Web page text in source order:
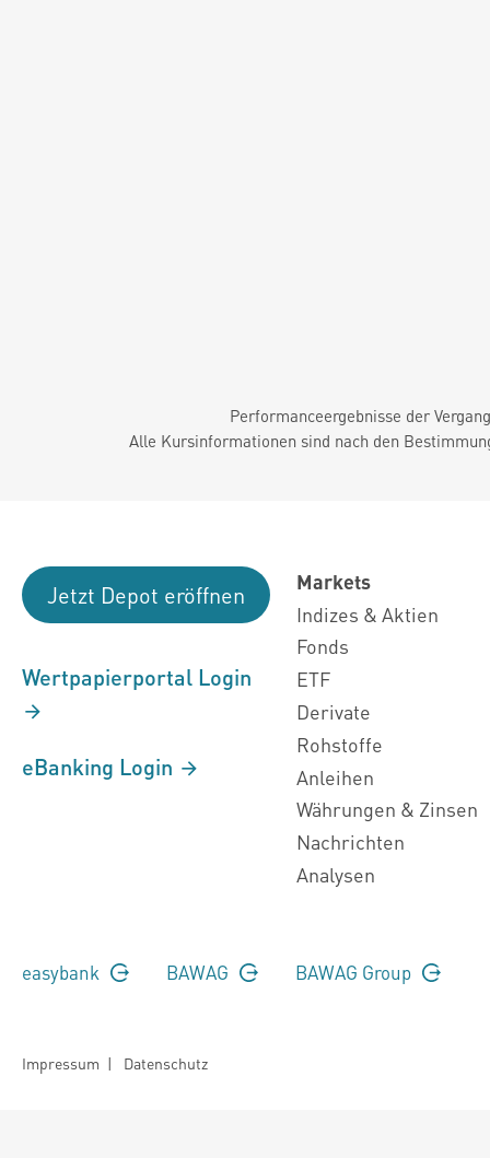
Performanceergebnisse der
Alle Kursinformationen sind nach den
Jetzt Depot eröffnen
Wertpapierportal Login
eBanking Login
Markets
Indizes & Aktien
Fonds
ETF
Derivate
Rohstoffe
Anleihen
Währungen & Zinsen
Nachrichten
Analysen
easybank BAWAG BAWAG Group
Impressum | Datenschutz